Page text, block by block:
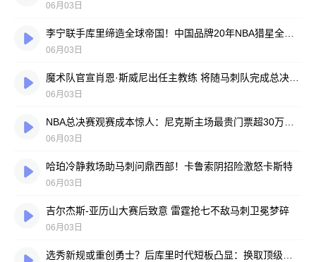
06月03日
06月03日
06月03日
06月03日
哈珀冷静救场助马刺问鼎西部！卡鲁索阴招险激怒卡斯特
06月03日
吉尔杰斯-亚历山大赛后致意 雷霆抢七不敌马刺卫冕梦碎
06月03日